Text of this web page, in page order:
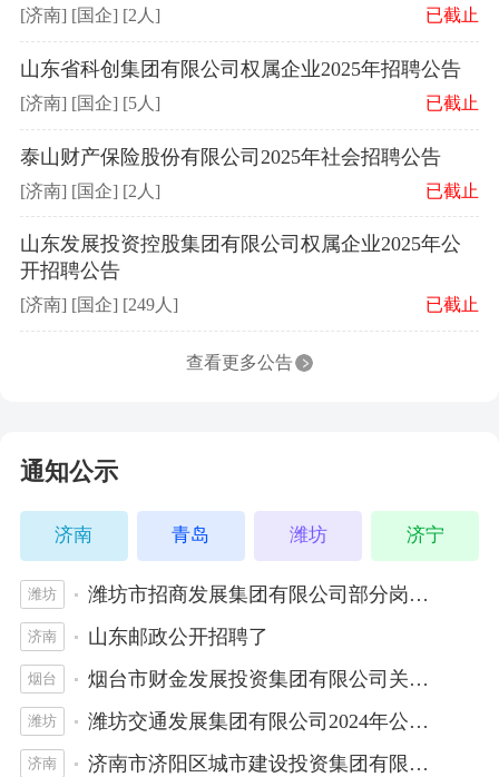
[济南] [国企] [2人] 已截止
山东省科创集团有限公司权属企业2025年招聘公告
[济南] [国企] [5人] 已截止
泰山财产保险股份有限公司2025年社会招聘公告
[济南] [国企] [2人] 已截止
山东发展投资控股集团有限公司权属企业2025年公
开招聘公告
[济南] [国企] [249人] 已截止
查看更多公告
通知公示
济南 青岛 潍坊 济宁
潍坊 潍坊市招商发展集团有限公司部分岗位社会招聘拟录用人员公示
济南 山东邮政公开招聘了
烟台 烟台市财金发展投资集团有限公司关于部分社会招聘岗位拟录取人选的公示
潍坊 潍坊交通发展集团有限公司2024年公开招聘拟录用人员公示
济南 济南市济阳区城市建设投资集团有限公司2024年社会招聘拟录用人员公示